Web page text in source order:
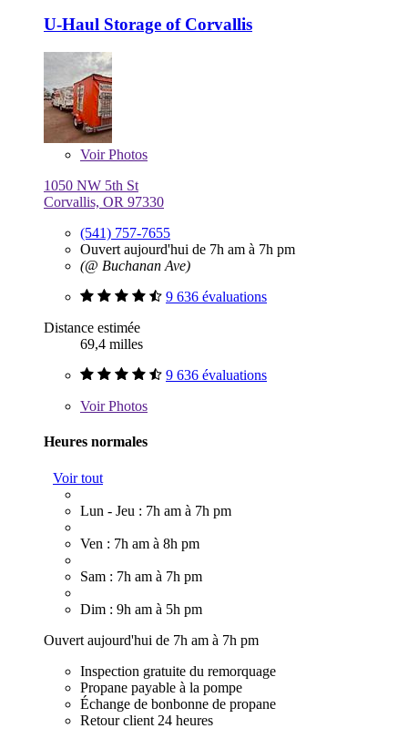
U-Haul Storage of Corvallis
VoirPhotos
1050 NW 5th St
Corvallis, OR 97330
(541) 757-7655
Ouvert aujourd'hui de 7h am à 7h pm
(@ Buchanan Ave)
9 636 évaluations
Distance estimée
69,4 milles
9 636 évaluations
VoirPhotos
Heures normales
Voir tout
Lun - Jeu : 7h am à 7h pm
Ven : 7h am à 8h pm
Sam : 7h am à 7h pm
Dim : 9h am à 5h pm
Ouvert aujourd'hui de 7h am à 7h pm
Inspection gratuite du remorquage
Propane payable à la pompe
Échange de bonbonne de propane
Retour client 24 heures